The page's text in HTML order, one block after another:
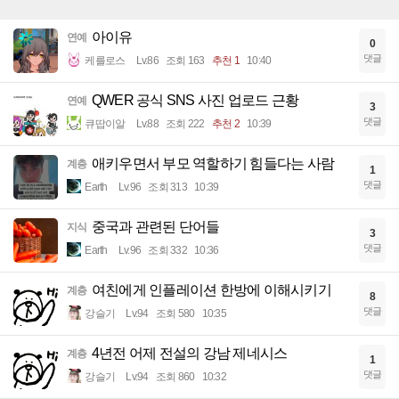
연예 아이유
케를로스 Lv.86 조회 163 추천 1 10:40
0
댓글
연예 QWER 공식 SNS 사진 업로드 근황
큐땁이알 Lv.88 조회 222 추천 2 10:39
3
댓글
계층 애키우면서 부모 역할하기 힘들다는 사람
Earth Lv.96 조회 313 10:39
1
댓글
지식 중국과 관련된 단어들
Earth Lv.96 조회 332 10:36
3
댓글
계층 여친에게 인플레이션 한방에 이해시키기
강슬기 Lv.94 조회 580 10:35
8
댓글
계층 4년전 어제 전설의 강남 제네시스
강슬기 Lv.94 조회 860 10:32
1
댓글